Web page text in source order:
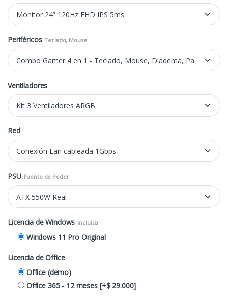
Periféricos Teclado, Mouse
Ventiladores
Red
PSU Fuente de Poder
Licencia de Windows Incluida
Windows 11 Pro Original
Licencia de Office
Office (demo)
Office 365 - 12 meses [+$ 29.000]